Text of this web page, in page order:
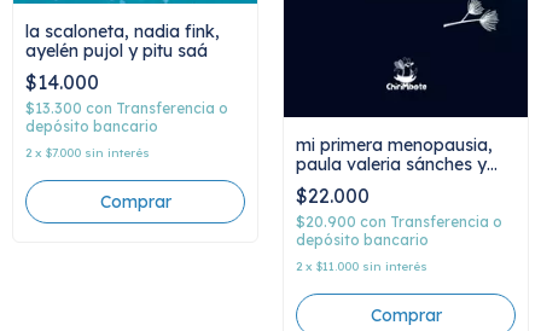
la scaloneta, nadia fink,
ayelén pujol y pitu saá
$14.000
$13.300 con Transferencia o
depósito bancario
2 x $7.000 sin interés
mi primera menopausia,
paula valeria sánches y
ana peré vignau
$22.000
$20.900 con Transferencia o
depósito bancario
2 x $11.000 sin interés